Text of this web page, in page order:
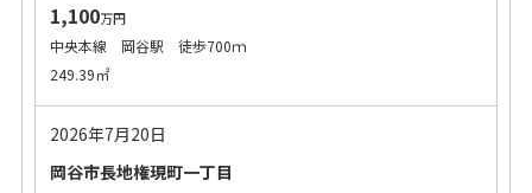
1,100万円
中央本線 岡谷駅 徒歩700ｍ
249.39㎡
2026年7月20日
岡谷市長地権現町一丁目